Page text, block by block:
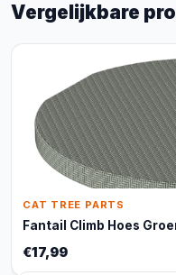
Vergelijkbare
CAT TREE PARTS
Fantail Climb Hoes
€17,99